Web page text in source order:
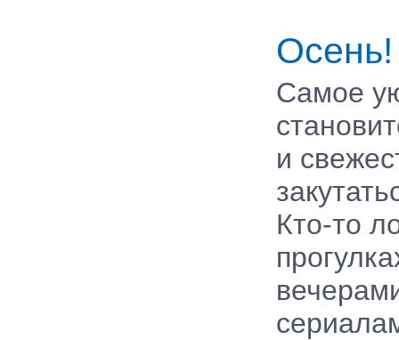
Осень!
Самое
и
Кто-то